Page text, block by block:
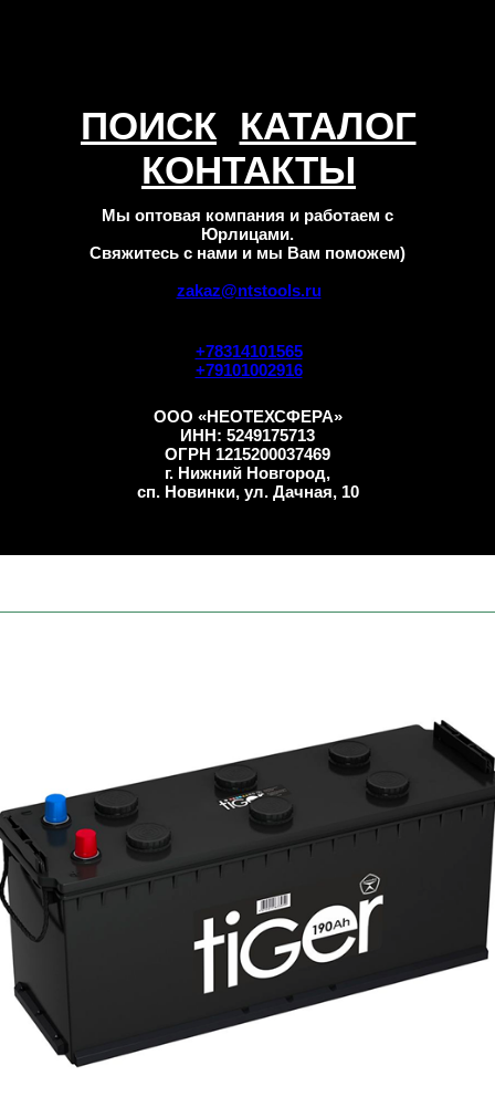
КОНТАКТЫ
ПОИСК
+78314101565
+79101002916
zakaz@ntstools.ru
КАТАЛОГ
ООО «НЕОТЕХСФЕРА»
ИНН: 5249175713
ОГРН 1215200037469
г. Нижний Новгород,
сп. Новинки, ул. Дачная, 10
Мы оптовая компания и работаем с
Юрлицами.
Свяжитесь с нами и мы Вам поможем)